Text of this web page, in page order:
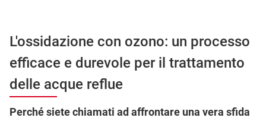
L'ossidazione con ozono: un processo
efficace e durevole per il trattamento
delle acque reflue
Perché siete chiamati ad affrontare una vera sfida